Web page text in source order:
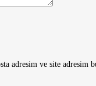
adresim ve site adresim